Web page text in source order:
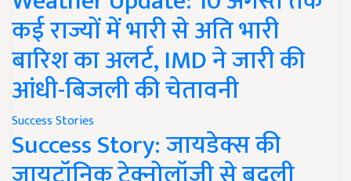
कई राज्यों में भारी से अति भारी
बारिश का अलर्ट, IMD ने जारी की
आंधी-बिजली की चेतावनी
Success Stories
Success Story: जायडेक्स की